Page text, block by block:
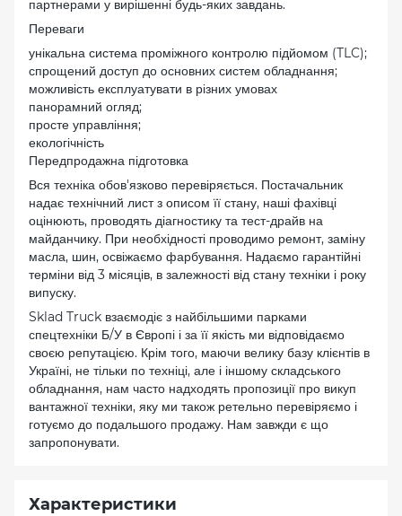
партнерами у вирішенні будь-яких завдань.
Переваги
унікальна система проміжного контролю підйомом (TLC);
спрощений доступ до основних систем обладнання;
можливість експлуатувати в різних умовах
панорамний огляд;
просте управління;
екологічність
Передпродажна підготовка
Вся техніка обов'язково перевіряється. Постачальник
надає технічний лист з описом її стану, наші фахівці
оцінюють, проводять діагностику та тест-драйв на
майданчику. При необхідності проводимо ремонт, заміну
масла, шин, освіжаємо фарбування. Надаємо гарантійні
терміни від 3 місяців, в залежності від стану техніки і року
випуску.
Sklad Truck взаємодіє з найбільшими парками
спецтехніки Б/У в Європі і за її якість ми відповідаємо
своєю репутацією. Крім того, маючи велику базу клієнтів в
Україні, не тільки по техніці, але і іншому складського
обладнання, нам часто надходять пропозиції про викуп
вантажної техніки, яку ми також ретельно перевіряємо і
готуємо до подальшого продажу. Нам завжди є що
запропонувати.
Характеристики